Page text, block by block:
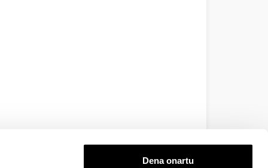
Dena onartu